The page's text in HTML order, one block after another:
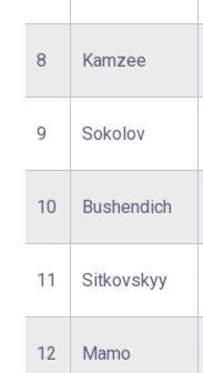
8 Kamzee
9 Sokolov
10 Bushendich
11 Sitkovskyy
12 Mamo